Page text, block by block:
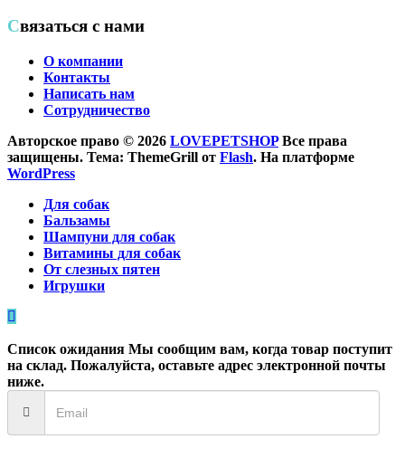
Связаться с нами
О компании
Контакты
Написать нам
Сотрудничество
Авторское право © 2026 LOVEPETSHOPВсе права
защищены. Тема: ThemeGrill от Flash. На платформе
WordPress
Для собак
Бальзамы
Шампуни для собак
Витамины для собак
От слезных пятен
Игрушки
Список ожидания Мы сообщим вам, когда товар поступит
на склад. Пожалуйста, оставьте адрес электронной почты
ниже.